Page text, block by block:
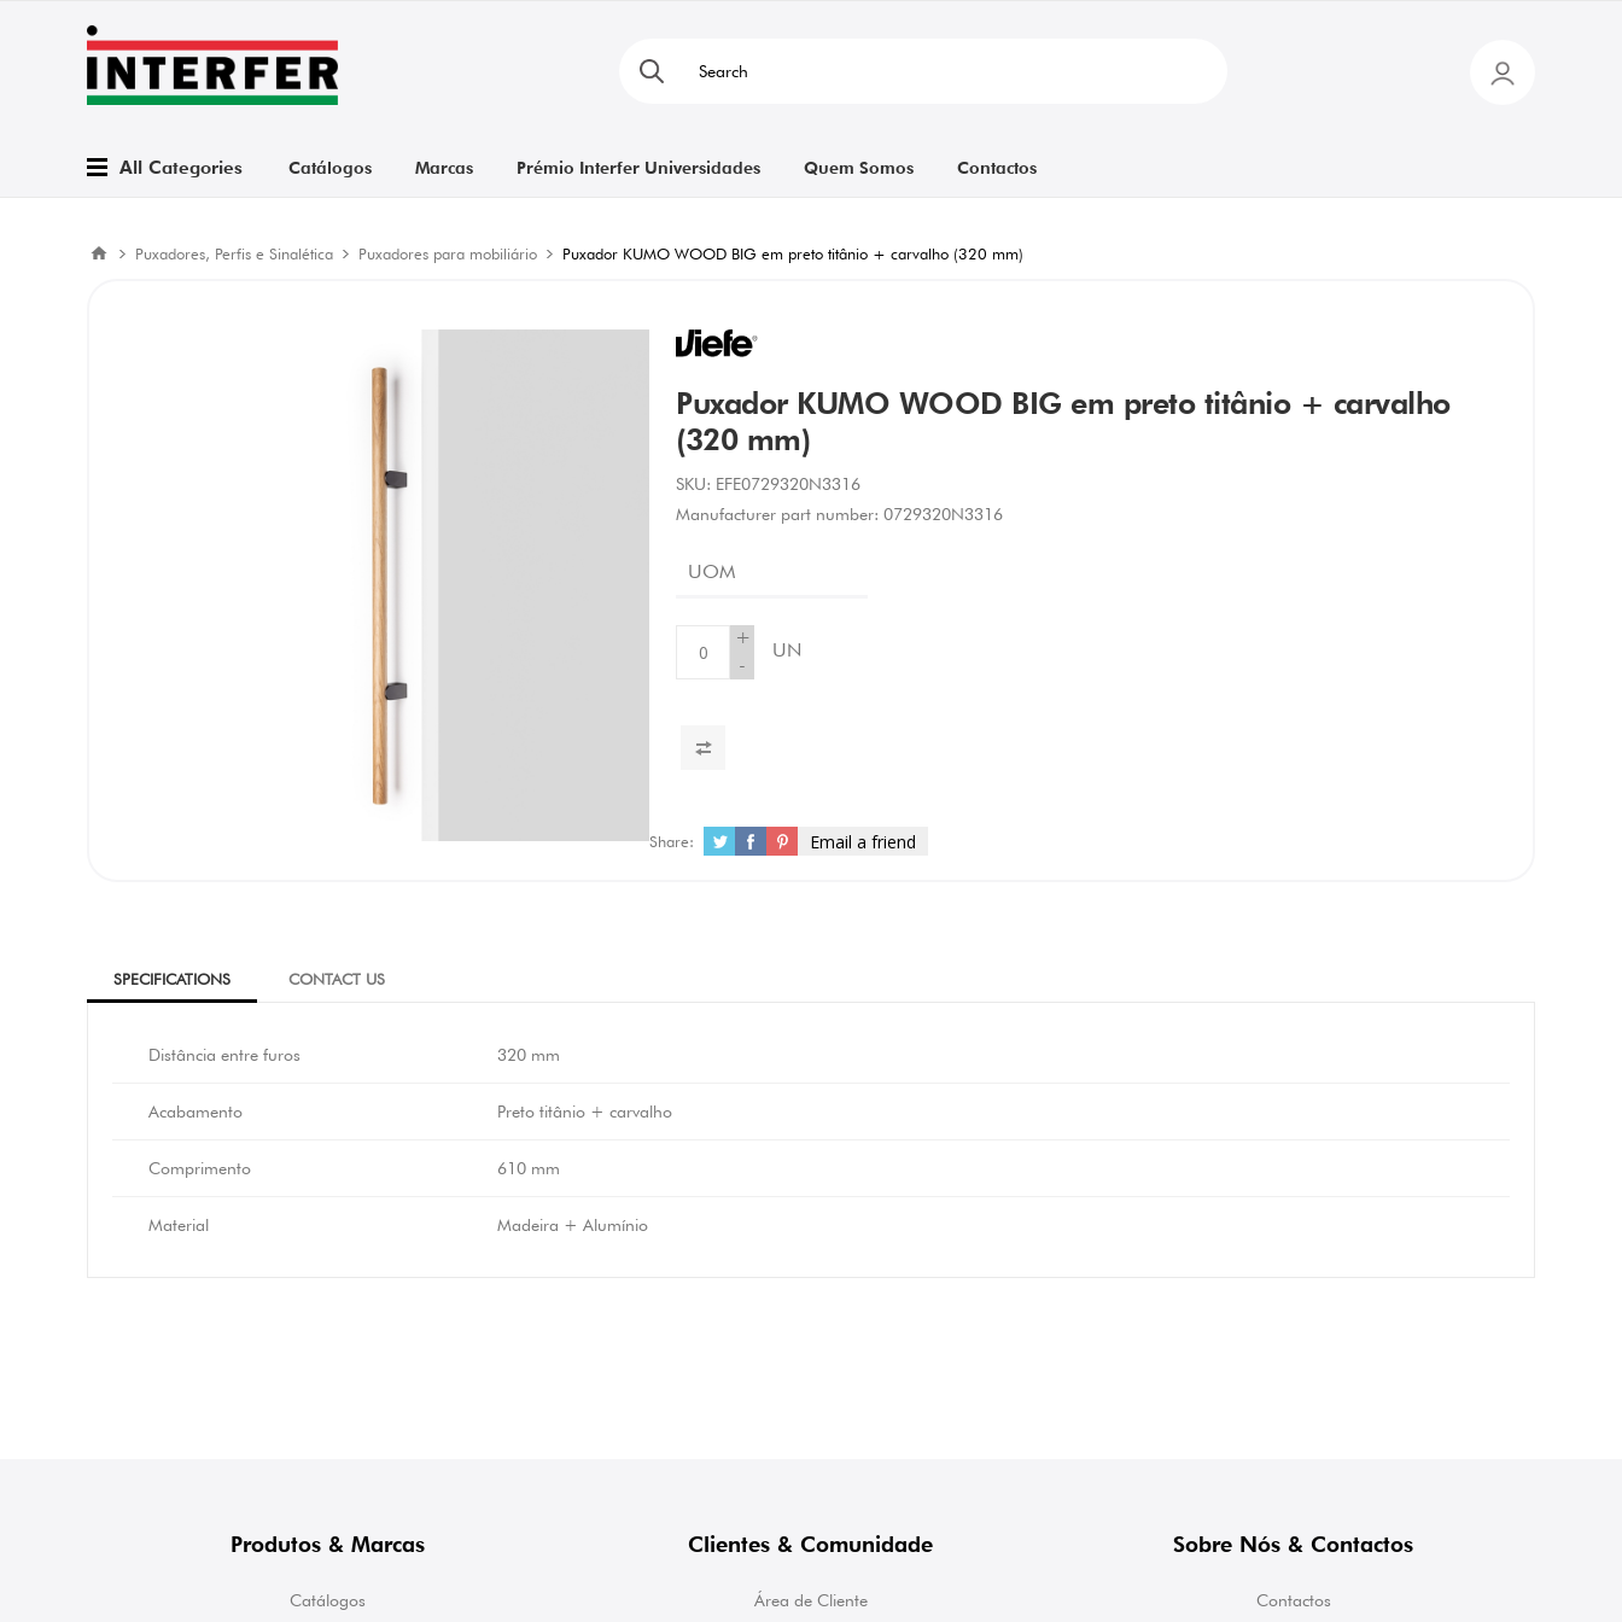
All Categories Catálogos Marcas Prémio Interfer Universidades Quem Somos Contactos
Puxadores, Perfis e Sinalética Puxadores para mobiliário Puxador KUMO WOOD BIG em preto titânio + carvalho (320 mm)
Puxador KUMO WOOD BIG em preto titânio + carvalho
(320 mm)
SKU: EFE0729320N3316
Manufacturer part number: 0729320N3316
UOM
+
-
UN
Share: Email a friend
SPECIFICATIONS CONTACT US
Distância entre furos 320 mm
Acabamento Preto titânio + carvalho
Comprimento 610 mm
Material Madeira + Alumínio
Produtos & Marcas
Catálogos
Clientes & Comunidade
Área de Cliente
Sobre Nós & Contactos
Contactos